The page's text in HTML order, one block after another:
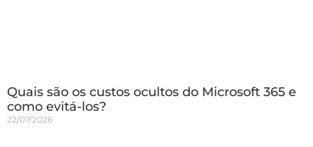
Quais são os custos ocultos do Microsoft 365 e
como evitá-los?
22/07/2026